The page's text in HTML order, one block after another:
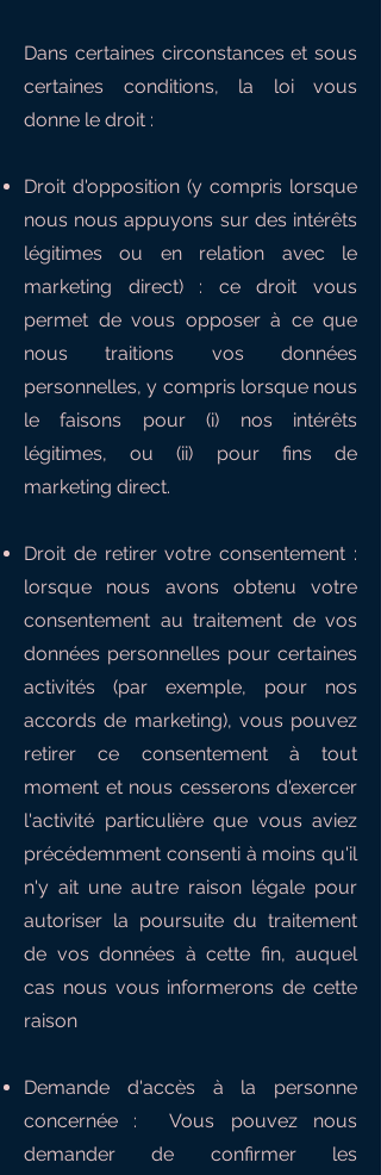
Dans certaines circonstances et sous
certaines conditions, la loi vous
donne le droit :
Droit d'opposition (y compris lorsque
nous nous appuyons sur des intérêts
légitimes ou en relation avec le
marketing direct) : ce droit vous
permet de vous opposer à ce que
nous traitions vos données
personnelles, y compris lorsque nous
le faisons pour (i) nos intérêts
légitimes, ou (ii) pour fins de
marketing direct.
Droit de retirer votre consentement :
lorsque nous avons obtenu votre
consentement au traitement de vos
données personnelles pour certaines
activités (par exemple, pour nos
accords de marketing), vous pouvez
retirer ce consentement à tout
moment et nous cesserons d'exercer
l'activité particulière que vous aviez
précédemment consenti à moins qu'il
n'y ait une autre raison légale pour
autoriser la poursuite du traitement
de vos données à cette fin, auquel
cas nous vous informerons de cette
raison
Demande d'accès à la personne
concernée : Vous pouvez nous
demander de confirmer les